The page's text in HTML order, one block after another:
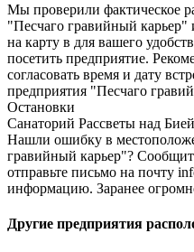
Мы проверили фактическое
"Песчаго гравийный
на карту в для вашего
посетить предприятие.
согласовать время и дату
предприятия "Песчаго
Остановки
Санаторий Рассветы над Бией
Нашли ошибку в
гравийный карьер"?
отправьте письмо на почту
информацию. Заранее
Другие предприятия